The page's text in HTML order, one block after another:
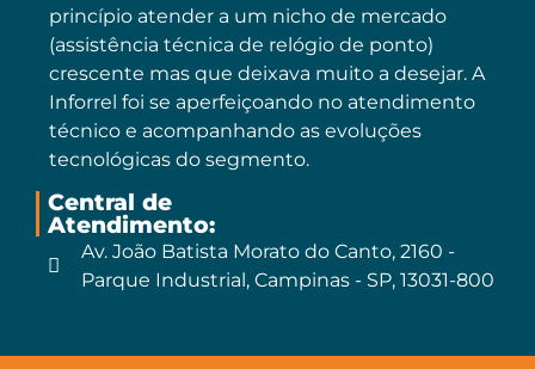
princípio atender a um nicho de mercado
(assistência técnica de relógio de ponto)
crescente mas que deixava muito a desejar. A
Inforrel foi se aperfeiçoando no atendimento
técnico e acompanhando as evoluções
tecnológicas do segmento.
Central de
Atendimento:
Av. João Batista Morato do Canto, 2160 -
Parque Industrial, Campinas - SP, 13031-800